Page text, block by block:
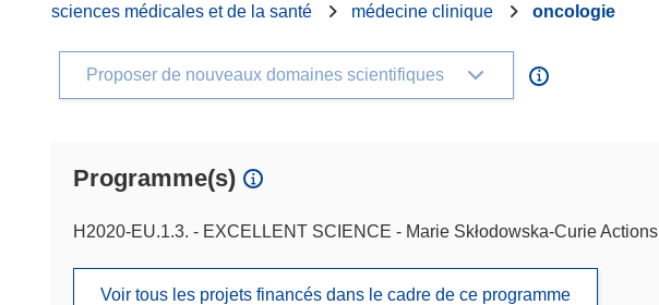
sciences médicales et de la santé
médecine clinique oncologie
Proposer de nouveaux domaines scientifiques
Programme(s)
H2020-EU.1.3. - EXCELLENT SCIENCE - Marie Skłodowska-Curie Actions
Voir tous les projets financés dans le cadre de ce programme